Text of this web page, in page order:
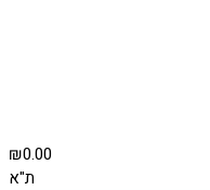
₪0.00
ת"א